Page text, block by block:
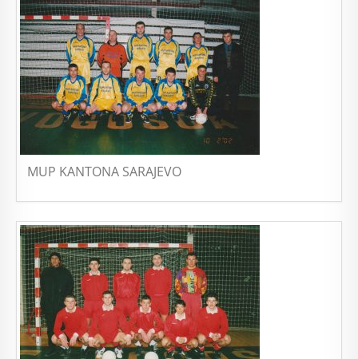
MUP KANTONA SARAJEVO